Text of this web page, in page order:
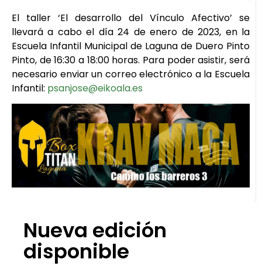
El taller ‘El desarrollo del Vínculo Afectivo’ se
llevará a cabo el día 24 de enero de 2023, en la
Escuela Infantil Municipal de Laguna de Duero Pinto
Pinto, de 16:30 a 18:00 horas. Para poder asistir, será
necesario enviar un correo electrónico a la Escuela
Infantil: psanjose@eikoala.es
Nueva edición
disponible